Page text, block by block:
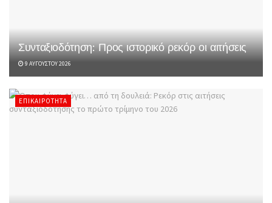
Συνταξιοδότηση: Προς ιστορικό ρεκόρ οι αιτήσεις
9 ΑΥΓΟΎΣΤΟΥ 2026
ΕΠΙΚΑΙΡΌΤΗΤΑ